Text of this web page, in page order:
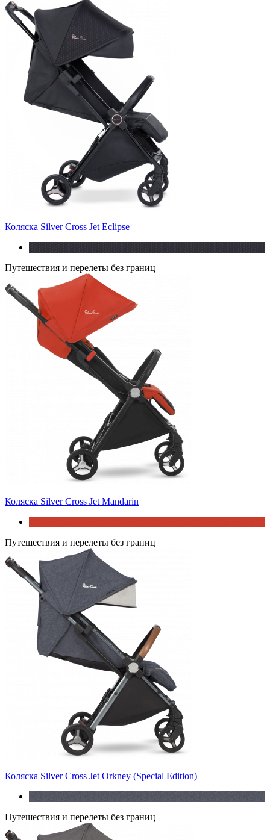
Коляска Silver Cross Jet Eclipse
Путешествия и перелеты без границ
Коляска Silver Cross Jet Mandarin
Путешествия и перелеты без границ
Коляска Silver Cross Jet Orkney (Special Edition)
Путешествия и перелеты без границ